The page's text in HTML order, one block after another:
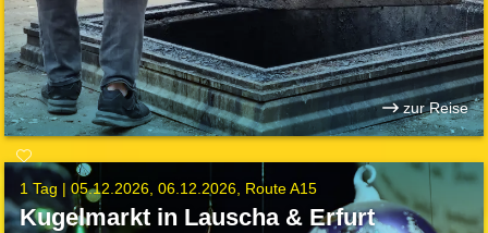
zur Reise
1 Tag |05.12.2026 06.12.2026 Route A15
Kugelmarkt in Lauscha & Erfurt